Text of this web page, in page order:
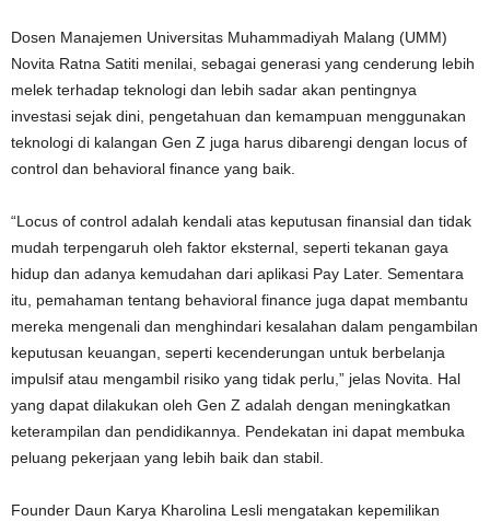
Dosen Manajemen Universitas Muhammadiyah Malang (UMM)
Novita Ratna Satiti menilai, sebagai generasi yang cenderung lebih
melek terhadap teknologi dan lebih sadar akan pentingnya
investasi sejak dini, pengetahuan dan kemampuan menggunakan
teknologi di kalangan Gen Z juga harus dibarengi dengan locus of
control dan behavioral finance yang baik.
“Locus of control adalah kendali atas keputusan finansial dan tidak
mudah terpengaruh oleh faktor eksternal, seperti tekanan gaya
hidup dan adanya kemudahan dari aplikasi Pay Later. Sementara
itu, pemahaman tentang behavioral finance juga dapat membantu
mereka mengenali dan menghindari kesalahan dalam pengambilan
keputusan keuangan, seperti kecenderungan untuk berbelanja
impulsif atau mengambil risiko yang tidak perlu,” jelas Novita. Hal
yang dapat dilakukan oleh Gen Z adalah dengan meningkatkan
keterampilan dan pendidikannya. Pendekatan ini dapat membuka
peluang pekerjaan yang lebih baik dan stabil.
Founder Daun Karya Kharolina Lesli mengatakan kepemilikan